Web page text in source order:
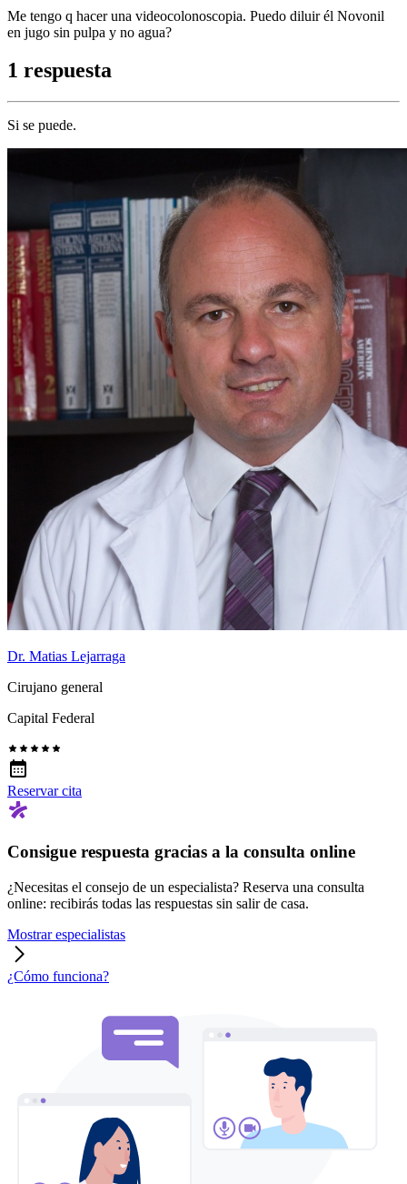
Me tengo q hacer una videocolonoscopia. Puedo diluir él Novonil
en jugo sin pulpa y no agua?
1 respuesta
Si se puede.
Dr. Matias Lejarraga
Cirujano general
Capital Federal
Reservar cita
Consigue respuesta gracias a la consulta online
¿Necesitas el consejo de un especialista? Reserva una consulta
online: recibirás todas las respuestas sin salir de casa.
Mostrar especialistas
¿Cómo funciona?